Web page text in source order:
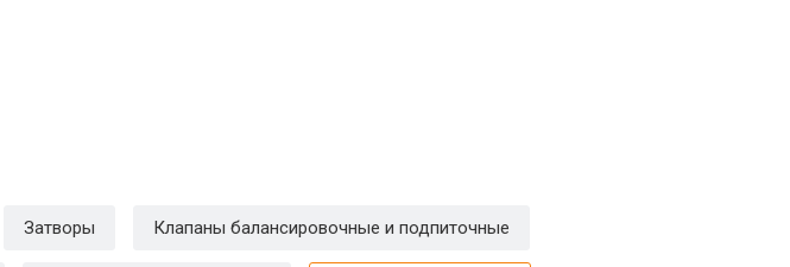
Затворы Клапаны балансировочные и подпиточные